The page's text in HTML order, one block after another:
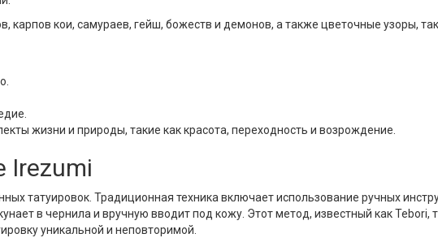
кои, самураев, гейш, божеств и демонов, а также цветочные узоры,
жизни и природы, такие как красота, переходность и возрождение.
Irezumi
татуировок. Традиционная техника включает использование ручных
в чернила и вручную вводит под кожу. Этот метод, известный как Tebori,
уникальной и неповторимой.